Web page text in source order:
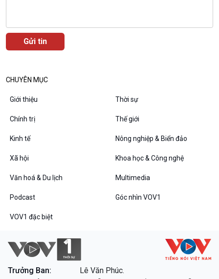
Podcast
Dòng chảy sự kiện
Đối thoại
Diễn đàn chủ nhật
Thanh âm ký sự
Chân dung cuộc sống
Các chương trình đặc biệt
CHUYÊN MỤC
Giới thiệu Thời sự
Chính trị Thế giới
Kinh tế Nông nghiệp & Biển đảo
Xã hội Khoa học & Công nghệ
Văn hoá & Du lịch Multimedia
Podcast Góc nhìn VOV1
VOV1 đặc biệt
Trưởng Ban:
Lê Văn Phúc.